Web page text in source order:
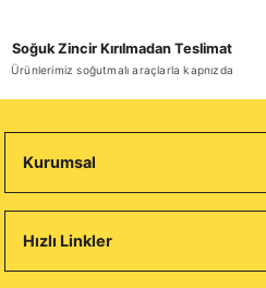
Soğuk Zincir Kırılmadan Teslimat
Ürünlerimiz soğutmalı araçlarla kapnızda
Kurumsal
Hızlı Linkler